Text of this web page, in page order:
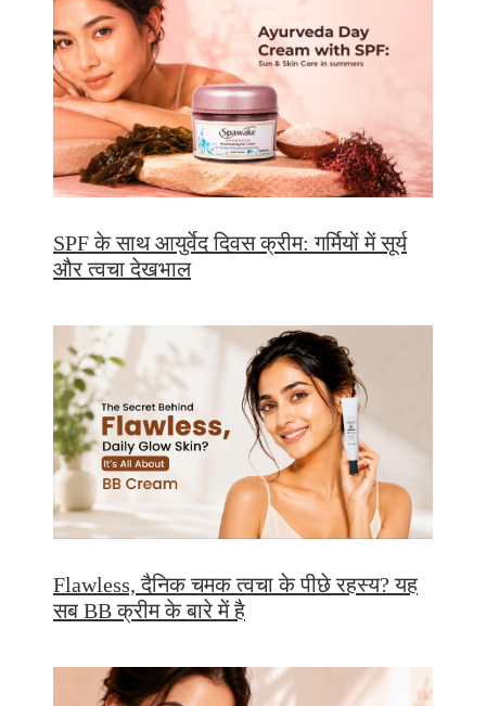
SPF के साथ आयुर्वेद दिवस क्रीम: गर्मियों में सूर्य
और त्वचा देखभाल
Flawless, दैनिक चमक त्वचा के पीछे रहस्य? यह
सब BB क्रीम के बारे में है